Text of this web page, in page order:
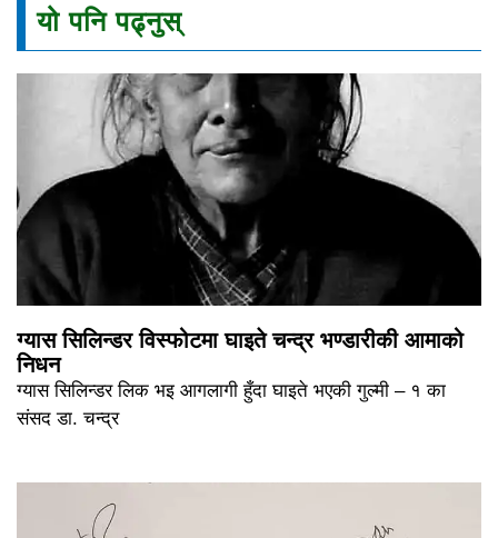
यो पनि पढ्नुस्
ग्यास सिलिन्डर विस्फोटमा घाइते चन्द्र भण्डारीकी आमाको
निधन
ग्यास सिलिन्डर लिक भइ आगलागी हुँदा घाइते भएकी गुल्मी – १ का
संसद डा. चन्द्र